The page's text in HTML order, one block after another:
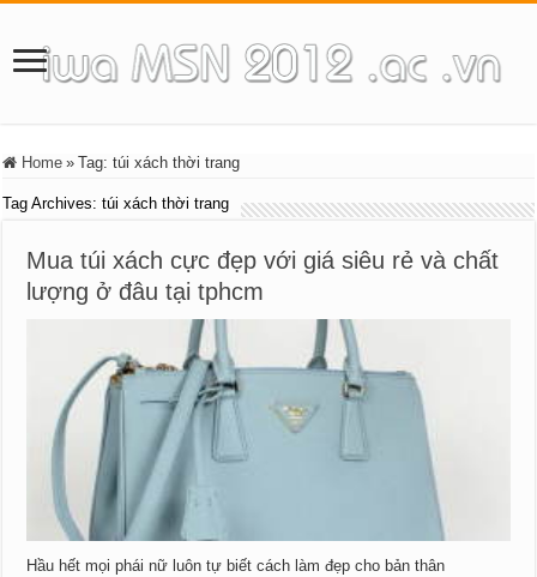
Home » Tag:túi xách thời trang
Tag Archives:túi xách thời trang
Mua túi xách cực đẹp với giá siêu rẻ và chất
lượng ở đâu tại tphcm
Hầu hết mọi phái nữ luôn tự biết cách làm đẹp cho bản thân